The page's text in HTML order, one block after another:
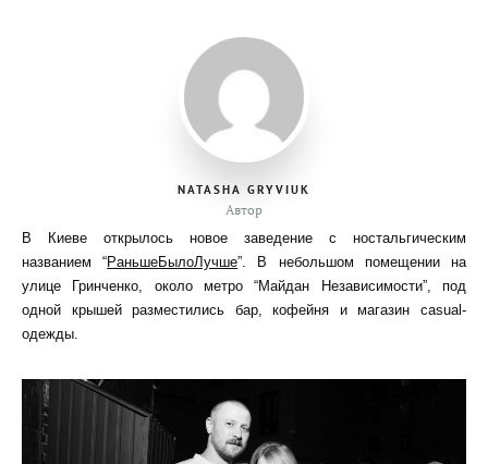
NATASHA GRYVIUK
Автор
В Киеве открылось новое заведение с ностальгическим
названием “РаньшеБылоЛучше”. В небольшом помещении на
улице Гринченко, около метро “Майдан Независимости”, под
одной крышей разместились бар, кофейня и магазин casual-
одежды.